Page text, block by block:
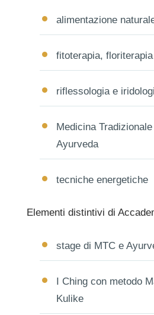
alimentazione
fitoterapia,
riflessologia e
Medicina
Ayurveda
tecniche energetiche
Elementi distintivi di
stage di MTC e
I Ching con metodo
Kulike